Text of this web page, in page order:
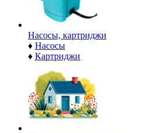
Насосы, картриджи
♦ Насосы
♦ Картриджи